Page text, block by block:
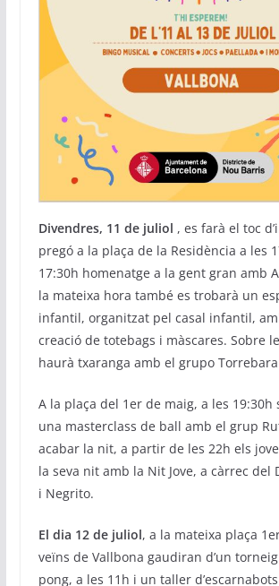
Divendres, 11 de juliol , es farà el toc
pregó a la plaça de la Residència a les
17:30h homenatge a la gent gran amb
la mateixa hora també es trobarà un
infantil, organitzat pel casal infantil,
creació de totebags i màscares. Sobre
haurà txaranga amb el grupo
A la plaça del 1er de maig, a les 19:30h
una masterclass de ball amb el grup
acabar la nit, a partir de les 22h els
la seva nit amb la Nit Jove, a càrrec del
i Negrito.
El dia 12 de juliol, a la mateixa plaça
veïns de Vallbona gaudiran d’un
pong, a les 11h i un taller